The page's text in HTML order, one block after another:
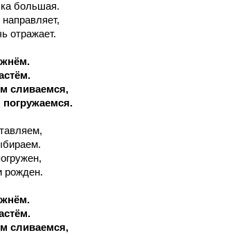
большая.
отражает.
сливаемся,
рожден.
сливаемся,